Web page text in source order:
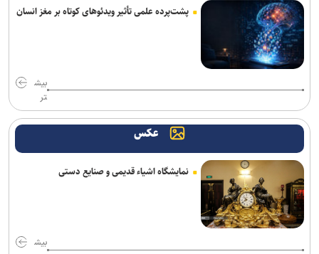
پشت‌پرده علمی تأثیر ویدئو‌های کوتاه بر مغز انسان
بیش
تر
عکس
نمایشگاه اشیاء قدیمی و صنایع دستی
بیش